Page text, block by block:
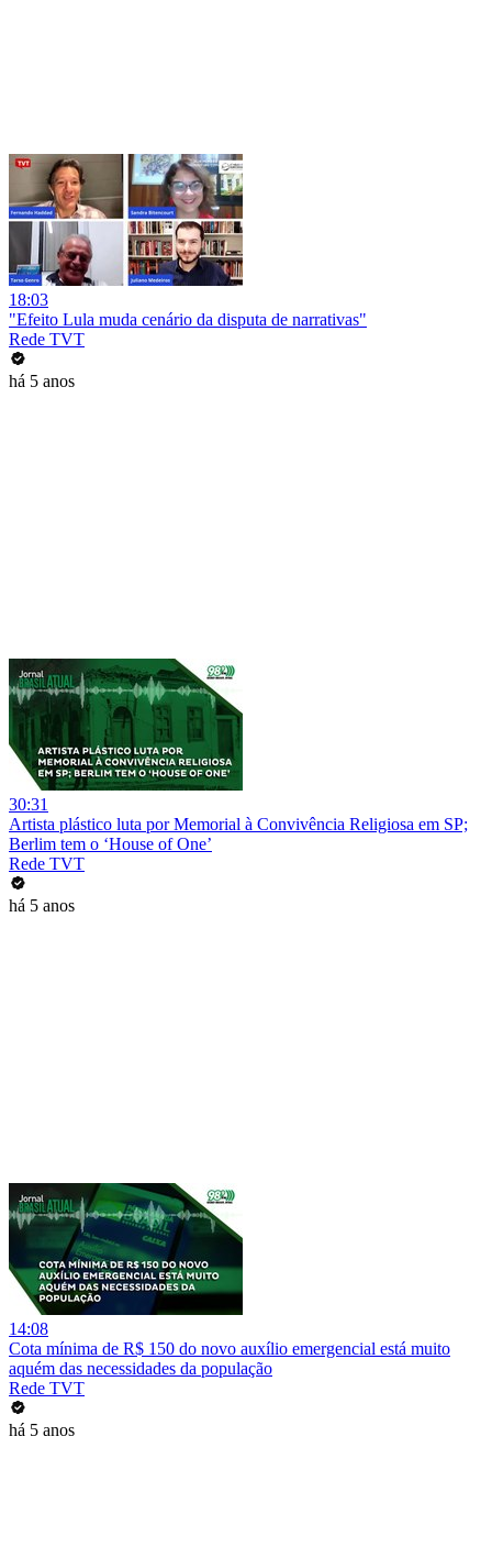
18:03
"Efeito Lula muda cenário da disputa de narrativas"
Rede TVT
há 5 anos
30:31
Artista plástico luta por Memorial à Convivência Religiosa em SP;
Berlim tem o ‘House of One’
Rede TVT
há 5 anos
14:08
Cota mínima de R$ 150 do novo auxílio emergencial está muito
aquém das necessidades da população
Rede TVT
há 5 anos